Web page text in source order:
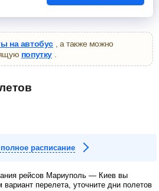
на автобус , а также можно
попутку
расписание
рейсов Мариуполь — Киев вы
перелета, уточните дни полетов